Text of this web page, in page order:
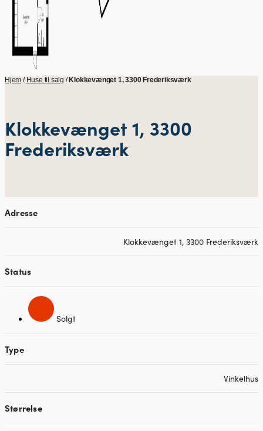
Hjem / Huse til salg / Klokkevænget 1, 3300 Frederiksværk
Klokkevænget 1, 3300
Frederiksværk
Adresse
Klokkevænget 1, 3300 Frederiksværk
Status
Solgt
Type
Vinkelhus
Størrelse